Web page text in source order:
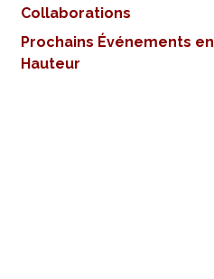
Collaborations
Prochains Événements en
Hauteur